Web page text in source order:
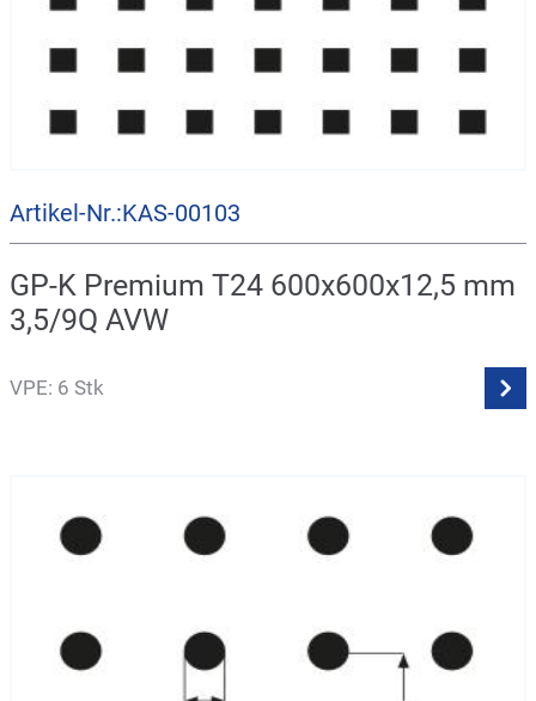
Artikel-Nr.:KAS-00103
GP-K Premium T24 600x600x12,5 mm
3,5/9Q AVW
VPE: 6 Stk